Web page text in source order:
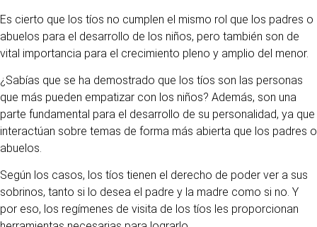
Es cierto que los tíos no cumplen el mismo rol que los padres o
abuelos para el desarrollo de los niños, pero también son de
vital importancia para el crecimiento pleno y amplio del menor.
¿Sabías que se ha demostrado que los tíos son las personas
que más pueden empatizar con los niños? Además, son una
parte fundamental para el desarrollo de su personalidad, ya que
interactúan sobre temas de forma más abierta que los padres o
abuelos.
Según los casos, los tíos tienen el derecho de poder ver a sus
sobrinos, tanto si lo desea el padre y la madre como si no. Y
por eso, los regímenes de visita de los tíos les proporcionan